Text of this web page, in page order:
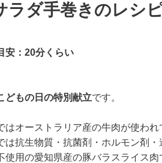
ラダ手巻きのレシ
安：20分くらい
どもの日の特別献立です。
はオーストラリア産の牛肉が使われ
は抗生物質・抗菌剤・ホルモン剤・
使用の愛知県産の豚バラスライス肉